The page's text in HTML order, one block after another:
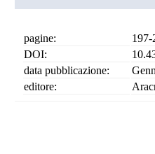
pagine:
197-
DOI:
data pubblicazione:
editore: